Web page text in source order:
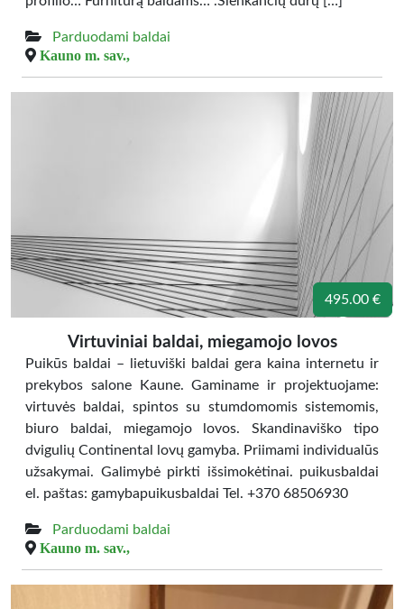
Parduodami baldai
Kauno m. sav.,
495.00 €
Virtuviniai baldai, miegamojo lovos
Puikūs baldai – lietuviški baldai gera kaina internetu ir
prekybos salone Kaune. Gaminame ir projektuojame:
virtuvės baldai, spintos su stumdomomis sistemomis,
biuro baldai, miegamojo lovos. Skandinaviško tipo
dvigulių Continental lovų gamyba. Priimami individualūs
užsakymai. Galimybė pirkti išsimokėtinai. puikusbaldai
el. paštas: gamybapuikusbaldai Tel. +370 68506930
Parduodami baldai
Kauno m. sav.,